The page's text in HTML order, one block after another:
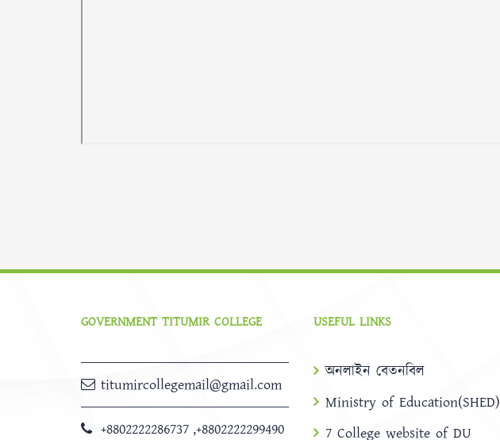
GOVERNMENT TITUMIR COLLEGE
titumircollegemail@gmail.com
+8802222286737 ,+8802222299490
USEFUL LINKS
অনলাইন বেতনবিল
Ministry of Education(SHED)
7 College website of DU